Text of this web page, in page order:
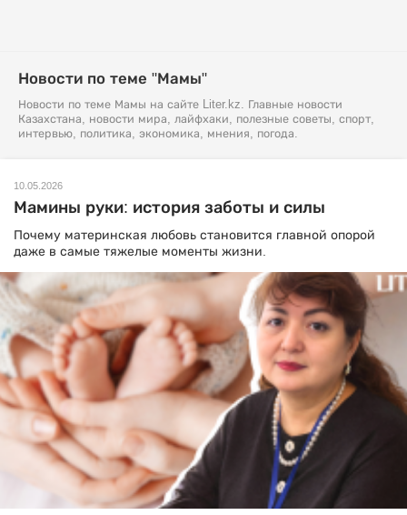
Новости по теме "Мамы"
Новости по теме Мамы на сайте Liter.kz. Главные новости
Казахстана, новости мира, лайфхаки, полезные советы, спорт,
интервью, политика, экономика, мнения, погода.
10.05.2026
Мамины руки: история заботы и силы
Почему материнская любовь становится главной опорой
даже в самые тяжелые моменты жизни.